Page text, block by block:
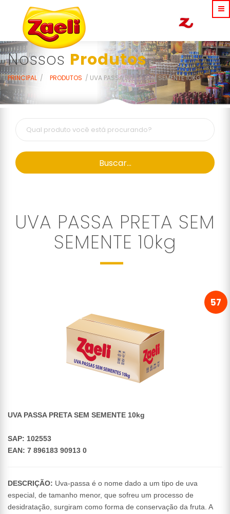
Nossos Produtos
PRINCIPAL PRODUTOS UVA PASSA PRETA SEM SEMENTE 10KG
Buscar...
UVA PASSA PRETA SEM
SEMENTE 10kg
57
UVA PASSA PRETA SEM SEMENTE 10kg
SAP: 102553
EAN: 7 896183 90913 0
DESCRIÇÃO: Uva-passa é o nome dado a um tipo de uva
especial, de tamanho menor, que sofreu um processo de
desidratação, surgiram como forma de conservação da fruta. A